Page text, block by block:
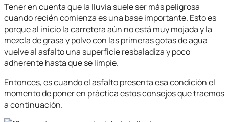
Tener en cuenta que la lluvia suele ser más peligrosa
cuando recién comienza es una base importante. Esto es
porque al inicio la carretera aún no está muy mojada y la
mezcla de grasa y polvo con las primeras gotas de agua
vuelve al asfalto una superficie resbaladiza y poco
adherente hasta que se limpie.
Entonces, es cuando el asfalto presenta esa condición el
momento de poner en práctica estos consejos que traemos
a continuación.